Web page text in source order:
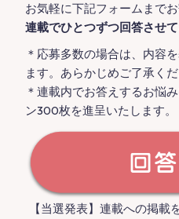
お気軽に下記フォームまで
連載でひとつずつ回答させ
＊応募多数の場合は、内容
ます。あらかじめご了承くだ
＊連載内でお答えするお悩
ン300枚を進呈いたします。
【当選発表】連載への掲